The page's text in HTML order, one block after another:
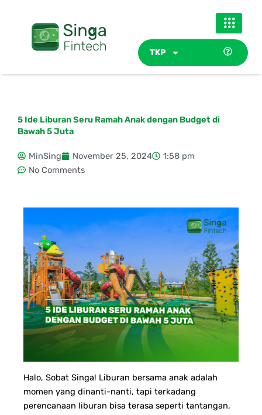
TKP
5 Ide Liburan Seru Ramah Anak dengan Budget di
Bawah 5 Juta
MinSing November 25, 2024
1:58 pm
No Comments
Halo, Sobat Singa! Liburan bersama anak adalah
momen yang dinanti-nanti, tapi terkadang
perencanaan liburan bisa terasa seperti tantangan,